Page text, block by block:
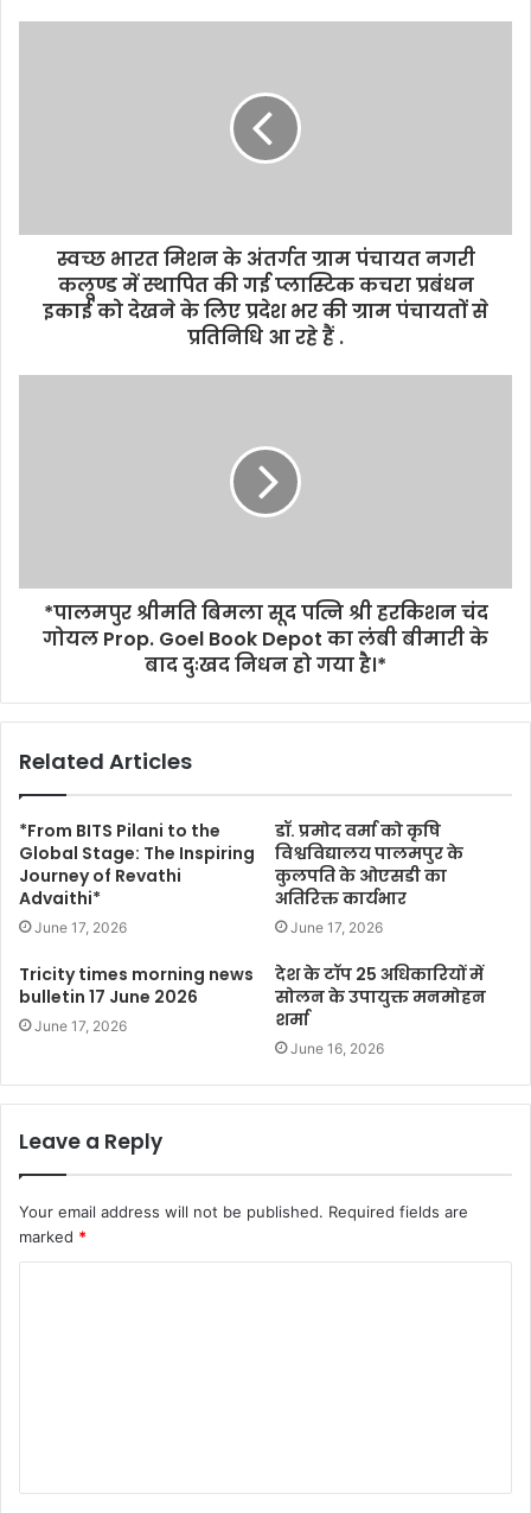
स्वच्छ भारत मिशन के अंतर्गत ग्राम पंचायत नगरी
कलूण्ड में स्थापित की गई प्लास्टिक कचरा प्रबंधन
इकाई को देखने के लिए प्रदेश भर की ग्राम पंचायतों से
प्रतिनिधि आ रहे हैं .
*पालमपुर श्रीमति बिमला सूद पत्नि श्री हरकिशन चंद
गोयल Prop. Goel Book Depot का लंबी बीमारी के
बाद दुःखद निधन हो गया है।*
Related Articles
*From BITS Pilani to the
Global Stage: The Inspiring
Journey of Revathi
Advaithi*
June 17, 2026
डॉ. प्रमोद वर्मा को कृषि
विश्वविद्यालय पालमपुर के
कुलपति के ओएसडी का
अतिरिक्त कार्यभार
June 17, 2026
Tricity times morning news
bulletin 17 June 2026
June 17, 2026
देश के टॉप 25 अधिकारियों में
सोलन के उपायुक्त मनमोहन
शर्मा
June 16, 2026
Leave a Reply
Your email address will not be published. Required fields are
marked *